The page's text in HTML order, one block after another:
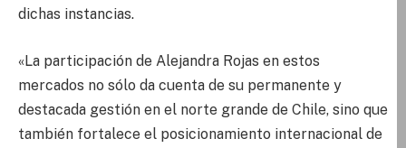
dichas instancias.
«La participación de Alejandra Rojas en estos
mercados no sólo da cuenta de su permanente y
destacada gestión en el norte grande de Chile, sino que
también fortalece el posicionamiento internacional de